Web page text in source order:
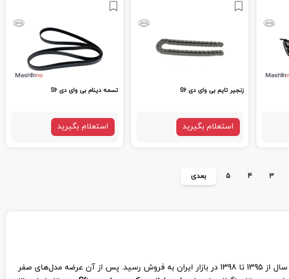
زنجیر تایم بی وای دی S6
استعلام بگیرید
تسمه دینام بی وای دی S6
استعلام بگیرید
3
4
5 بعدی
در بازار ایران است. این خودرو در عرض سه سال از 1395 تا 1398 در بازار ایران به فروش رسید. پس از آن عرضه مدل‌های صفر